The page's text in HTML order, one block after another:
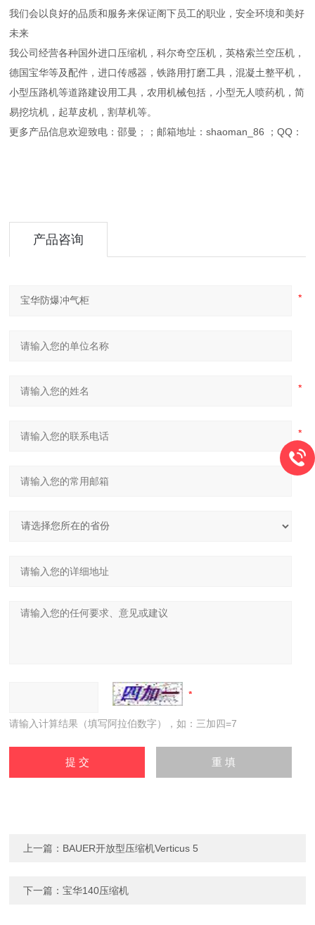
我们会以良好的品质和服务来保证阁下员工的职业，安全环境和美好
未来
我公司经营各种国外进口压缩机，科尔奇空压机，英格索兰空压机，
德国宝华等及配件，进口传感器，铁路用打磨工具，混凝土整平机，
小型压路机等道路建设用工具，农用机械包括，小型无人喷药机，简
易挖坑机，起草皮机，割草机等。
更多产品信息欢迎致电：邵曼；；邮箱地址：shaoman_86 ；QQ：
产品咨询
请输入计算结果（填写阿拉伯数字），如：三加四=7
上一篇： BAUER开放型压缩机Verticus 5
下一篇：宝华140压缩机